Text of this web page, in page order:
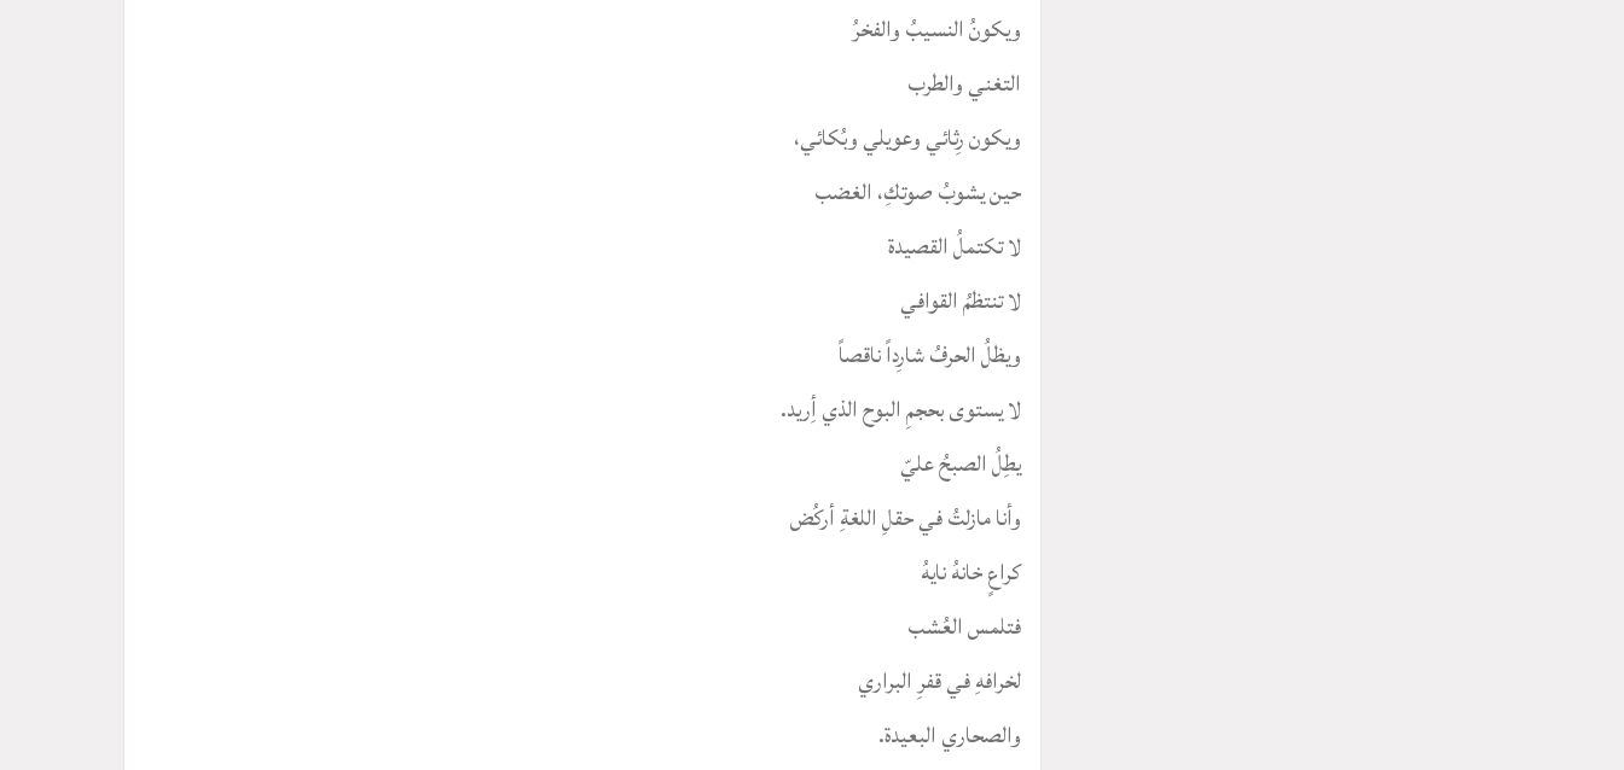
ويكونُ النسيبُ والفخرُ
التغني والطرب
ويكون رِثائي وعويلي وبُكائي،
حين يشوبُ صوتكِ، الغضب
لا تكتملُ القصيدة
لا تنتظمُ القوافي
ويظلُ الحرفُ شارِداً ناقصاً
لا يستوى بحجمِ البوح الذي أِريد.
يطِلُ الصبحُ عليّ
وأنا مازلتُ في حقلِ اللغةِ أركُض
كراعٍ خانهُ نايهُ
فتلمس العُشب
لخرافهِ في قفرِ البراري
والصحاري البعيدة.